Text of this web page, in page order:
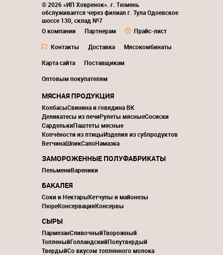
© 2026 «ИП Ховренок». г. Тюмень
обслуживается через филиал г. Тула Одоевское
шоссе 130, склад №7
О компании
Партнерам
Прайс-лист
Контакты
Доставка
Мясокомбинаты
Карта сайта
Поставщикам
Оптовым покупателям
МЯСНАЯ ПРОДУКЦИЯ
КолбасыСвинина и говядина ВК
Деликатесы из печиРулеты мясныеСосиски
СарделькиПаштеты мясные
Копчёности из птицыИзделия из субпродуктов
ВетчинаШпикСалоНамазка
ЗАМОРОЖЕННЫЕ ПОЛУФАБРИКАТЫ
ПельмениВареники
БАКАЛЕЯ
Соки и НектарыКетчупы и майонезы
ПюреКонсервацияКонсервы
СЫРЫ
ПармезанСливочныйТворожный
ТопленыйГолландскийПолутвердый
ТвердыйСо вкусом топленного молока